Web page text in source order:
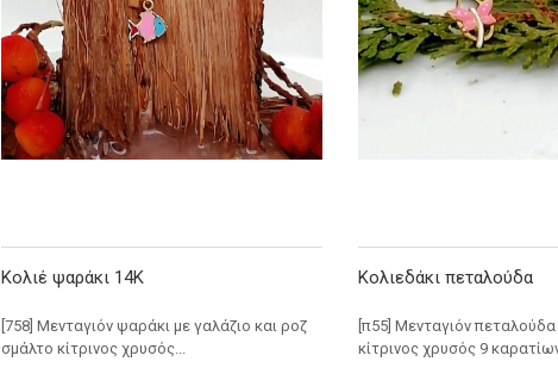
Κολιέ ψαράκι 14Κ
[758] Μενταγιόν ψαράκι με γαλάζιο και ροζ
σμάλτο κίτρινος χρυσός...
Κολιεδάκι πεταλούδα
[π55] Μενταγιόν
κίτρινος χρυσός 9